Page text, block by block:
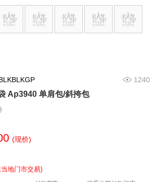
1240
Ap3940 单肩包/斜挎包
(现价)
地门市交易)